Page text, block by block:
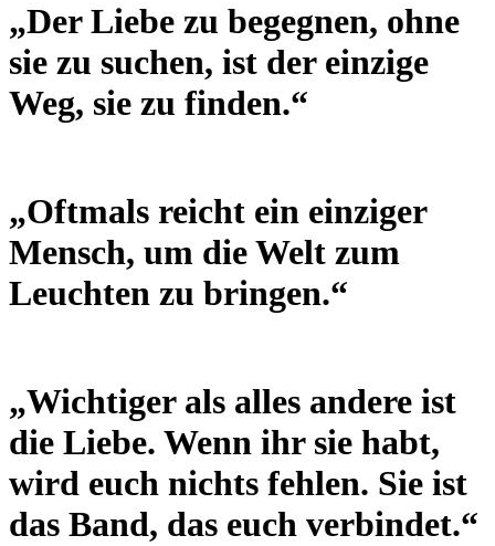
„Der Liebe zu begegnen, ohne
sie zu suchen, ist der einzige
Weg, sie zu finden.“
„Oftmals reicht ein einziger
Mensch, um die Welt zum
Leuchten zu bringen.“
„Wichtiger als alles andere ist
die Liebe. Wenn ihr sie habt,
wird euch nichts fehlen. Sie ist
das Band, das euch verbindet.“